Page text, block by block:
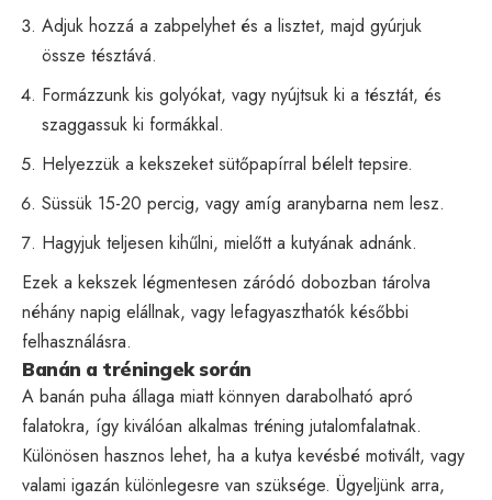
Adjuk hozzá a zabpelyhet és a lisztet, majd gyúrjuk
össze tésztává.
Formázzunk kis golyókat, vagy nyújtsuk ki a tésztát, és
szaggassuk ki formákkal.
Helyezzük a kekszeket sütőpapírral bélelt tepsire.
Süssük 15-20 percig, vagy amíg aranybarna nem lesz.
Hagyjuk teljesen kihűlni, mielőtt a kutyának adnánk.
Ezek a kekszek légmentesen záródó dobozban tárolva
néhány napig elállnak, vagy lefagyaszthatók későbbi
felhasználásra.
Banán a tréningek során
A banán puha állaga miatt könnyen darabolható apró
falatokra, így kiválóan alkalmas tréning jutalomfalatnak.
Különösen hasznos lehet, ha a kutya kevésbé motivált, vagy
valami igazán különlegesre van szüksége. Ügyeljünk arra,